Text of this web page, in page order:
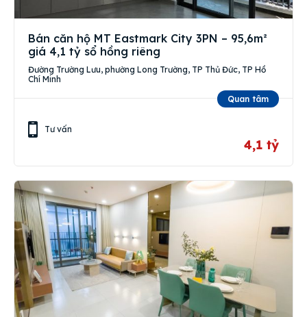
Bán căn hộ MT Eastmark City 3PN – 95,6m²
giá 4,1 tỷ sổ hồng riêng
Đường Trường Lưu, phường Long Trường, TP Thủ Đức, TP Hồ
Chí Minh
Quan tâm
Tư vấn
4,1 tỷ